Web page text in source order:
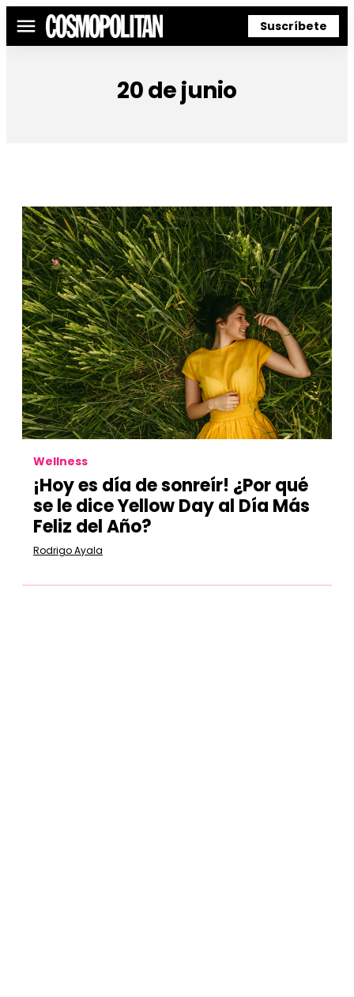
Menú Suscríbete
20 de junio
Wellness
¡Hoy es día de sonreír! ¿Por qué
se le dice Yellow Day al Día Más
Feliz del Año?
Rodrigo Ayala